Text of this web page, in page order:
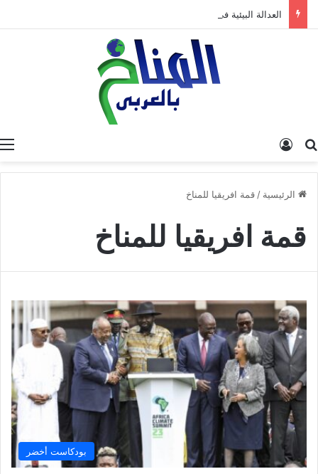
البحث عن
الرئيسية / قمة افريقيا للمناخ
قمة افريقيا للمناخ
بودكاست أخضر